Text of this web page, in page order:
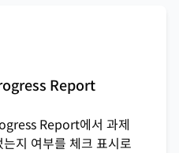
Report
Report에서 과제
지 여부를 체크 표시로